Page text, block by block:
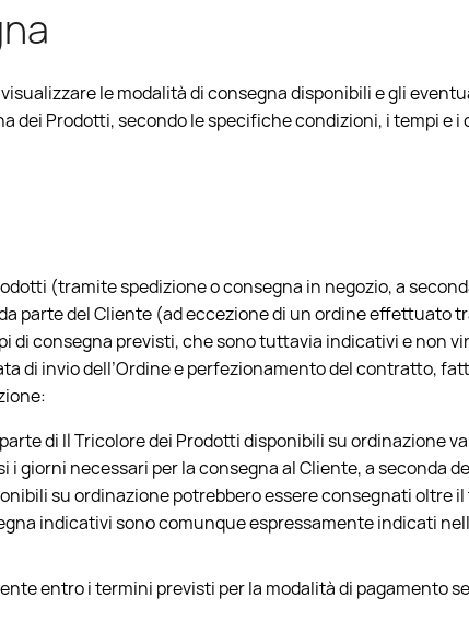
le modalità di consegna disponibili e gli
dei Prodotti, secondo le specifiche condizioni, i tempi e
(tramite spedizione o consegna in negozio, a
parte del Cliente (ad eccezione di un ordine effettuato
di consegna previsti, che sono tuttavia indicativi e non
di invio dell’Ordine e perfezionamento del contratto,
di Il Tricolore dei Prodotti disponibili su ordinazione
i giorni necessari per la consegna al Cliente, a seconda
su ordinazione potrebbero essere consegnati oltre
indicativi sono comunque espressamente indicati
entro i termini previsti per la modalità di pagamento